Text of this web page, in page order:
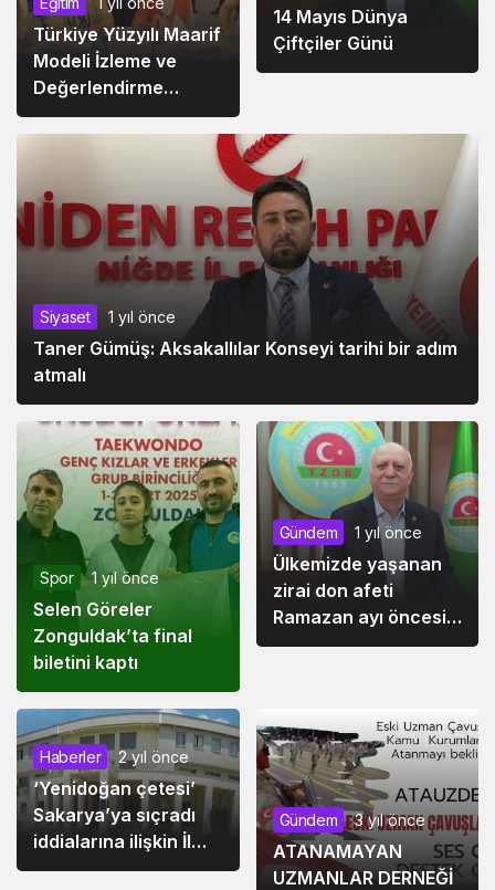
Türkiye Yüzyılı Maarif
Modeli İzleme ve
Değerlendirme
Çalıştayı, Sakarya
Ölçeği Başladı
14 Mayıs Dünya
Çiftçiler Günü
Siyaset 1 yıl önce
Taner Gümüş: Aksakallılar Konseyi tarihi bir adım
atmalı
Spor 1 yıl önce
Selen Göreler
Zonguldak’ta final
biletini kaptı
Gündem 1 yıl önce
Ülkemizde yaşanan
zirai don afeti
Ramazan ayı öncesi
fiyat değişimleri
Haberler 2 yıl önce
‘Yenidoğan çetesi’
Sakarya’ya sıçradı
iddialarına ilişkin İl
Sağlık
Gündem 3 yıl önce
ATANAMAYAN
UZMANLAR DERNEĞİ